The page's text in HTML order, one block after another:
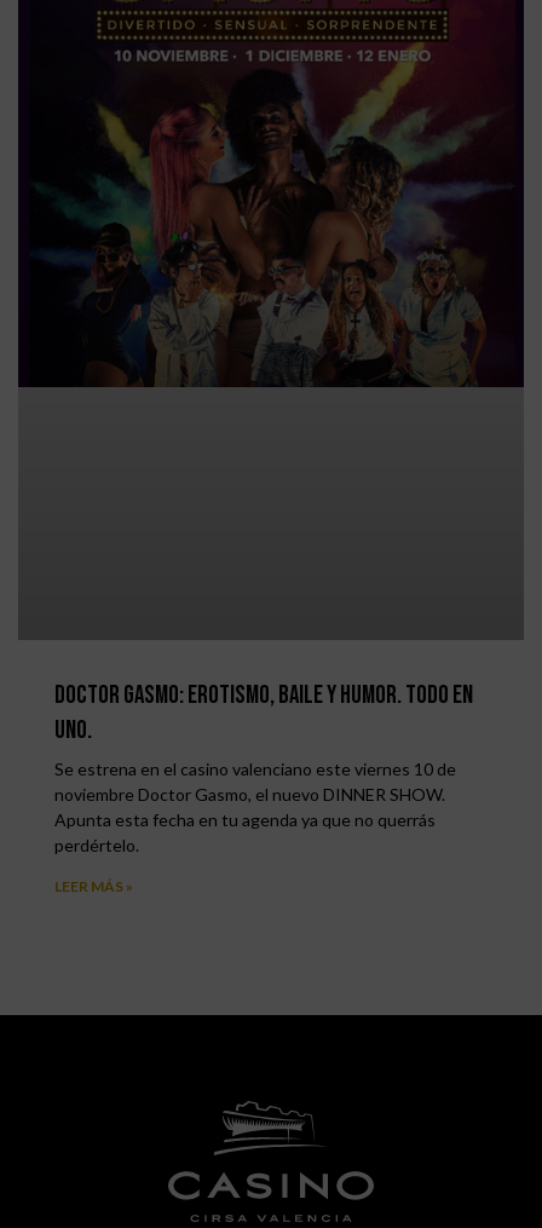
Doctor Gasmo: erotismo, baile y humor. Todo en
uno.
Se estrena en el casino valenciano este viernes 10 de
noviembre Doctor Gasmo, el nuevo DINNER SHOW.
Apunta esta fecha en tu agenda ya que no querrás
perdértelo.
LEER MÁS »